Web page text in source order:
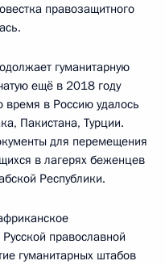
правозащитного
гуманитарную
ещё в 2018 году
время в Россию удалось
Пакистана, Турции.
для перемещения
в лагерях беженцев
Республики.
православной
гуманитарных штабов